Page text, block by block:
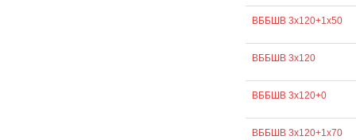
ВББШВ 3х120+1х50
ВББШВ 3х120
ВББШВ 3х120+0
ВББШВ 3х120+1х70